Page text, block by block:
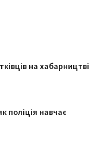
на хабарництві
поліція навчає